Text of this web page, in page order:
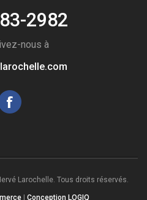
2982
nous à
Larochelle. Tous droits réservés.
Conception LOGIQ